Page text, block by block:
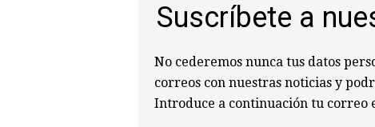
Suscríbete a
No cederemos nunca tus datos
correos con nuestras noticias y
Introduce a continuación tu correo